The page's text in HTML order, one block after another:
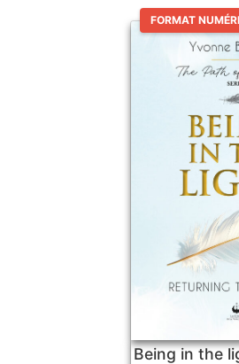
FORMAT
Being in the